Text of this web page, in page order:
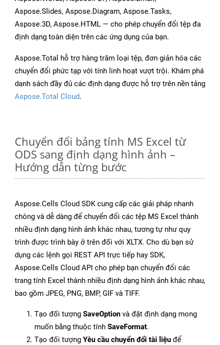
Aspose.Slides, Aspose.Diagram, Aspose.Tasks,
Aspose.3D, Aspose.HTML — cho phép chuyển đổi tệp đa
định dạng toàn diện trên các ứng dụng của bạn.
Aspose.Total hỗ trợ hàng trăm loại tệp, đơn giản hóa các
chuyển đổi phức tạp với tính linh hoạt vượt trội. Khám phá
danh sách đầy đủ các định dạng được hỗ trợ trên nền tảng
Aspose.Total Cloud.
Chuyển đổi bảng tính MS Excel từ
ODS sang định dạng hình ảnh –
Hướng dẫn từng bước
Aspose.Cells Cloud SDK cung cấp các giải pháp nhanh
chóng và dễ dàng để chuyển đổi các tệp MS Excel thành
nhiều định dạng hình ảnh khác nhau, tương tự như quy
trình được trình bày ở trên đối với XLTX. Cho dù bạn sử
dụng các lệnh gọi REST API trực tiếp hay SDK,
Aspose.Cells Cloud API cho phép bạn chuyển đổi các
trang tính Excel thành nhiều định dạng hình ảnh khác nhau,
bao gồm JPEG, PNG, BMP, GIF và TIFF.
Tạo đối tượng SaveOption và đặt định dạng mong
muốn bằng thuộc tính SaveFormat.
Tạo đối tượng Yêu cầu chuyển đổi tài liệu để